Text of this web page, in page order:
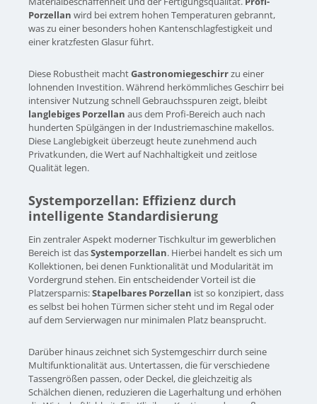
Porzellan wird bei extrem hohen Temperaturen gebrannt,
was zu einer besonders hohen Kantenschlagfestigkeit und
einer kratzfesten Glasur führt.
Diese Robustheit machtGastronomiegeschirrzu einer
lohnenden Investition. Während herkömmliches Geschirr bei
intensiver Nutzung schnell Gebrauchsspuren zeigt, bleibt
langlebiges Porzellan aus dem Profi-Bereich auch nach
hunderten Spülgängen in der Industriemaschine makellos.
Diese Langlebigkeit überzeugt heute zunehmend auch
Privatkunden, die Wert auf Nachhaltigkeit und zeitlose
Qualität legen.
Systemporzellan: Effizienz durch
intelligente Standardisierung
Ein zentraler Aspekt moderner Tischkultur im gewerblichen
Bereich ist dasSystemporzellan. Hierbei handelt es sich um
Kollektionen, bei denen Funktionalität und Modularität im
Vordergrund stehen. Ein entscheidender Vorteil ist die
Platzersparnis:Stapelbares Porzellan ist so konzipiert, dass
es selbst bei hohen Türmen sicher steht und im Regal oder
auf dem Servierwagen nur minimalen Platz beansprucht.
Darüber hinaus zeichnet sich Systemgeschirr durch seine
Multifunktionalität aus. Untertassen, die für verschiedene
Tassengrößen passen, oder Deckel, die gleichzeitig als
Schälchen dienen, reduzieren die Lagerhaltung und erhöhen